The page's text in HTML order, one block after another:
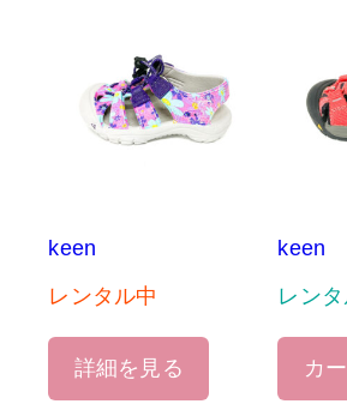
keen
レンタル中
詳細を見る
keen
レン
カ